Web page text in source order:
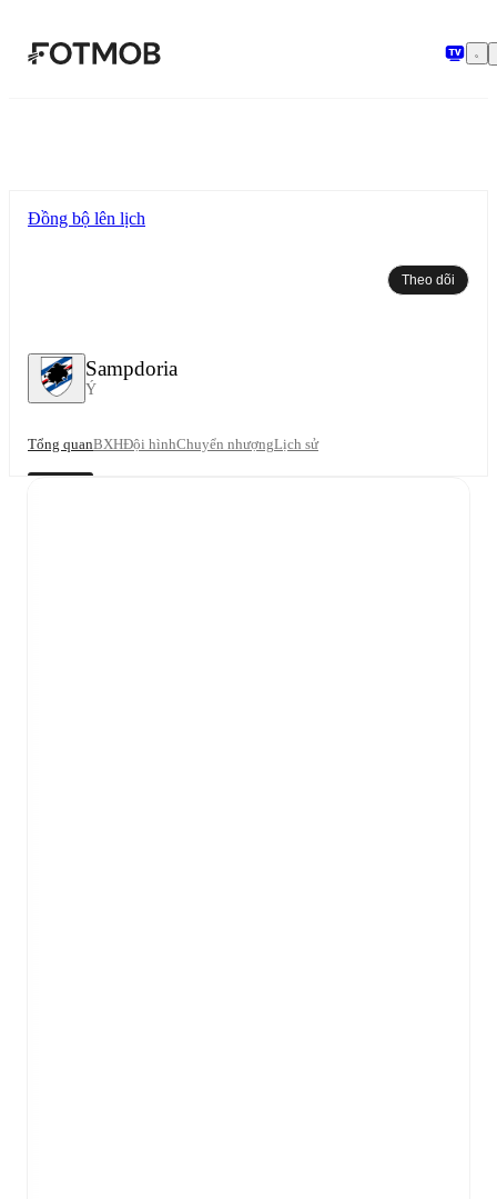
Sampdoria
Ý
Đồng bộ lên lịch
Theo dõi
Tổng quanBXHĐội hìnhChuyển nhượngLịch sử